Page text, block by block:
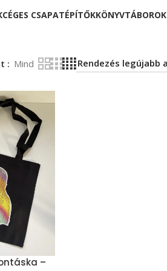
CÉGES CSAPATÉPÍTŐKKÖNYVTÁBOROK
Mind
–